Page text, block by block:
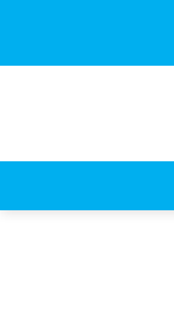
content